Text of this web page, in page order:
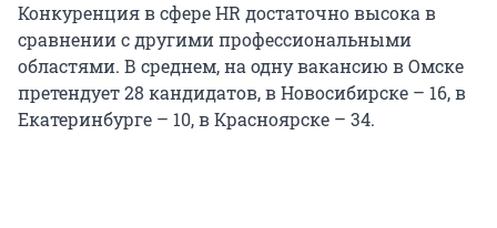
Конкуренция в сфере HR достаточно высока в
сравнении с другими профессиональными
областями. В среднем, на одну вакансию в Омске
претендует 28 кандидатов, в Новосибирске – 16, в
Екатеринбурге – 10, в Красноярске – 34.